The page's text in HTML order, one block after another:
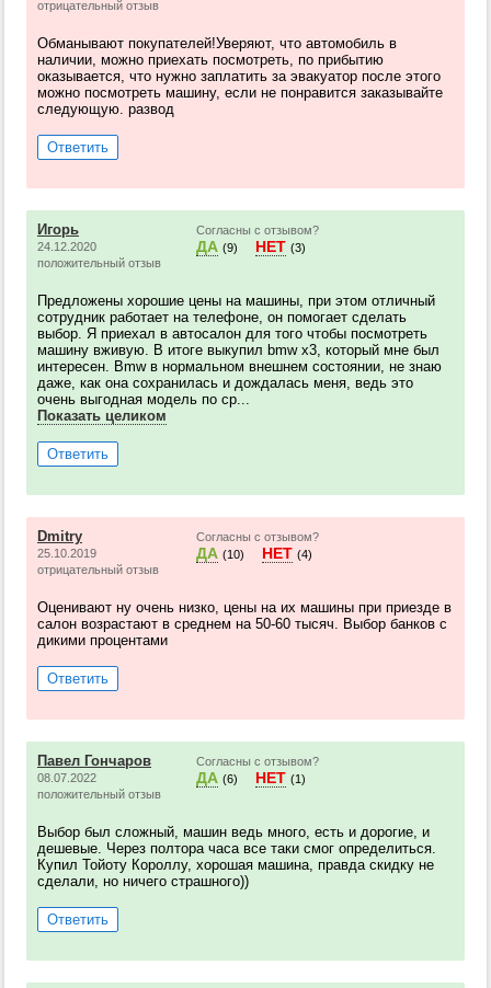
отрицательный отзыв
Обманывают покупателей!Уверяют, что автомобиль в
наличии, можно приехать посмотреть, по прибытию
оказывается, что нужно заплатить за эвакуатор после этого
можно посмотреть машину, если не понравится заказывайте
следующую. развод
Ответить
Игорь
24.12.2020
положительный отзыв
Согласны с отзывом?
ДА (9) НЕТ (3)
Предложены хорошие цены на машины, при этом отличный
сотрудник работает на телефоне, он помогает сделать
выбор. Я приехал в автосалон для того чтобы посмотреть
машину вживую. В итоге выкупил bmw x3, который мне был
интересен. Bmw в нормальном внешнем состоянии, не знаю
даже, как она сохранилась и дождалась меня, ведь это
очень выгодная модель по ср...
Показать целиком
Ответить
Dmitry
25.10.2019
отрицательный отзыв
Согласны с отзывом?
ДА (10) НЕТ (4)
Оценивают ну очень низко, цены на их машины при приезде в
салон возрастают в среднем на 50-60 тысяч. Выбор банков с
дикими процентами
Ответить
Павел Гончаров
08.07.2022
положительный отзыв
Согласны с отзывом?
ДА (6) НЕТ (1)
Выбор был сложный, машин ведь много, есть и дорогие, и
дешевые. Через полтора часа все таки смог определиться.
Купил Тойоту Короллу, хорошая машина, правда скидку не
сделали, но ничего страшного))
Ответить